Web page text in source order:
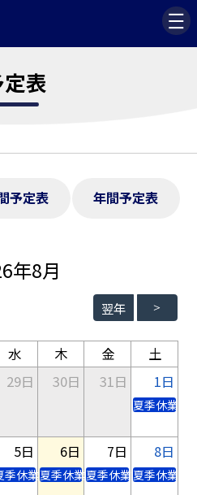
表
予定表 年間予定表
年8月
翌年
水 木 金
土
29日 30日 31日 1日
夏季休業9
5日
季休業13
6日
夏季休業14
7日
夏季休業15 教材費
8日
夏季休業16